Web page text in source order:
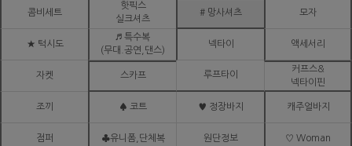
콤비세트
핫픽스
실크셔츠
# 망사셔츠 모자
★ 턱시도
♬ 특수복
(무대.공연,댄스)
넥타이 액세서리
자켓 스카프 루프타이
커프스&
넥타이핀
조끼 ♠ 코트 ♥ 정장바지 캐주얼바지
점퍼 ♣유니폼,단체복 원단정보 ♡ Woman